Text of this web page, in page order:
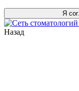
Я
Назад